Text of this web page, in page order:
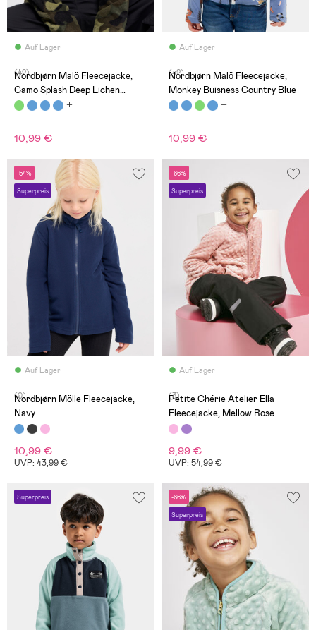
Auf Lager
(42)
Nordbjørn Malö Fleecejacke,
Camo Splash Deep Lichen
Green
10,99 €
Auf Lager
(42)
Nordbjørn Malö Fleecejacke,
Monkey Buisness Country Blue
10,99 €
-54%
Superpreis
Auf Lager
(0)
Nordbjørn Mölle Fleecejacke,
Navy
10,99 €
UVP: 43,99 €
-66%
Superpreis
Auf Lager
(3)
Petite Chérie Atelier Ella
Fleecejacke, Mellow Rose
9,99 €
UVP: 54,99 €
Superpreis -66%
Superpreis